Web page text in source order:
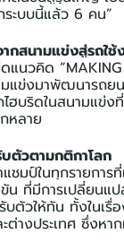
ะบบนี้แล้ว 6 คน”
สนามแข่งสู่รถใช้
วคิด “MAKING
แข่งมาพัฒนารถ
ฮบริดในสนามแข่
หลาย
ตัวตามกติกาโลก
ชมป์ในทุกรายกา
ที่มีการเปลี่ยนแ
ตัวให้ทัน ทั้งในเรื่
ะต่างประเทศ ซึ่ง